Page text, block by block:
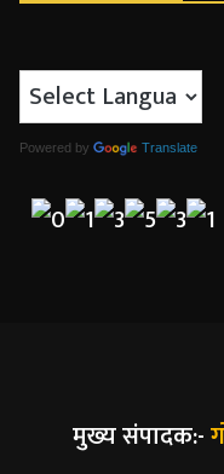
Powered by Translate
मुख्य संपादक:-